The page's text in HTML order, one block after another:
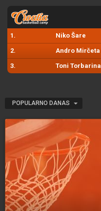
1. Niko Šare
2. Andro Mirčeta
3. Toni Torbarina
POPULARNO DANAS